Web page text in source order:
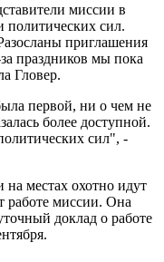
миссии в
политических сил.
приглашения
праздников мы пока
Гловер.
первой, ни о чем не
более доступной.
сил", -
на местах охотно идут
работе миссии. Она
доклад о работе